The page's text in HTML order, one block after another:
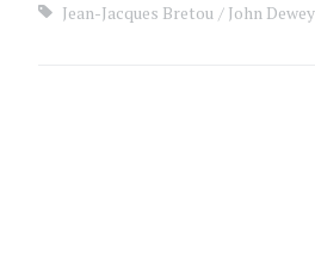
Jean-Jacques Bretou
John Dewey